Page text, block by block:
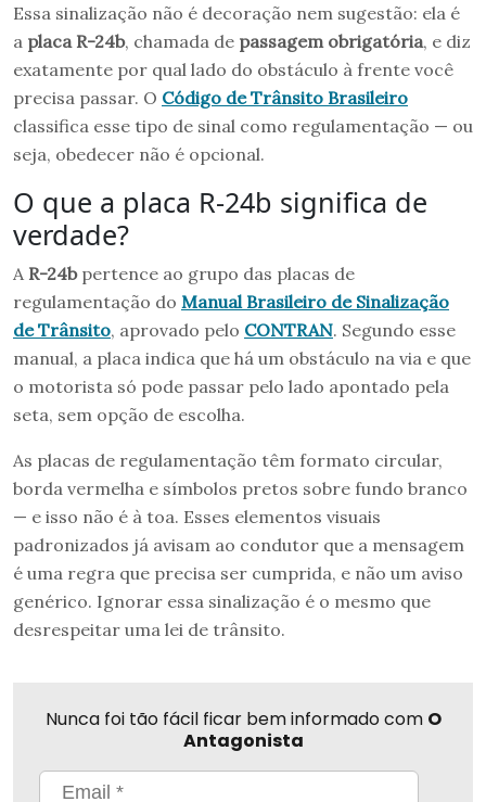
Essa sinalização não é decoração nem sugestão: ela é
a placa R-24b, chamada de passagem obrigatória, e diz
exatamente por qual lado do obstáculo à frente você
precisa passar. O Código de Trânsito Brasileiro
classifica esse tipo de sinal como regulamentação — ou
seja, obedecer não é opcional.
O que a placa R-24b significa de
verdade?
A R-24bpertence ao grupo das placas de
regulamentação do Manual Brasileiro de Sinalização
de Trânsito, aprovado pelo CONTRAN. Segundo esse
manual, a placa indica que há um obstáculo na via e que
o motorista só pode passar pelo lado apontado pela
seta, sem opção de escolha.
As placas de regulamentação têm formato circular,
borda vermelha e símbolos pretos sobre fundo branco
— e isso não é à toa. Esses elementos visuais
padronizados já avisam ao condutor que a mensagem
é uma regra que precisa ser cumprida, e não um aviso
genérico. Ignorar essa sinalização é o mesmo que
desrespeitar uma lei de trânsito.
Nunca foi tão fácil ficar bem informado com O
Antagonista